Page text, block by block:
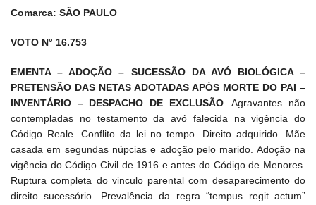
Comarca: SÃO PAULO
VOTO N° 16.753
EMENTA – ADOÇÃO – SUCESSÃO DA AVÓ BIOLÓGICA –
PRETENSÃO DAS NETAS ADOTADAS APÓS MORTE DO PAI –
INVENTÁRIO – DESPACHO DE EXCLUSÃO. Agravantes não
contempladas no testamento da avó falecida na vigência do
Código Reale. Conflito da lei no tempo. Direito adquirido. Mãe
casada em segundas núpcias e adoção pelo marido. Adoção na
vigência do Código Civil de 1916 e antes do Código de Menores.
Ruptura completa do vinculo parental com desaparecimento do
direito sucessório. Prevalência da regra “tempus regit actum”